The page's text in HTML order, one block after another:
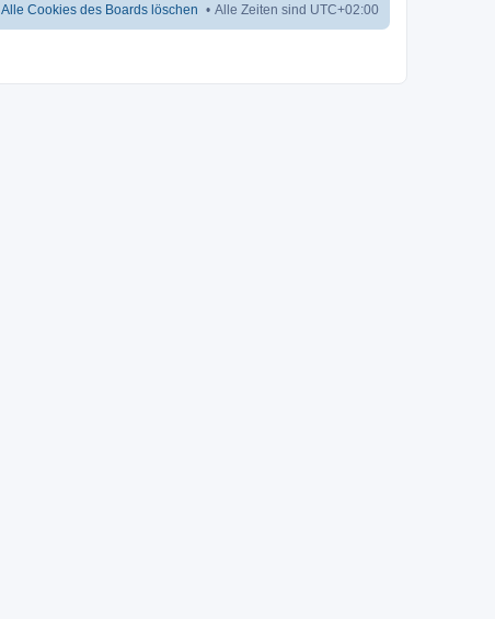
Alle Zeiten sind UTC+02:00
Alle Cookies des Boards löschen